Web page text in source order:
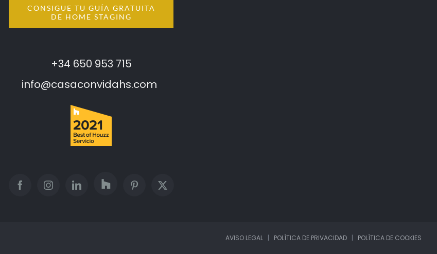
CONSIGUE TU GUÍA GRATUITA
DE HOME STAGING
+34 650 953 715
info@casaconvidahs.com
AVISO LEGAL | POLÍTICA DE PRIVACIDAD | POLÍTICA DE COOKIES